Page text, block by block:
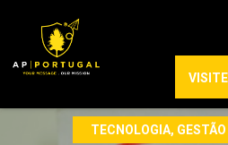
TECNOLOGIA,